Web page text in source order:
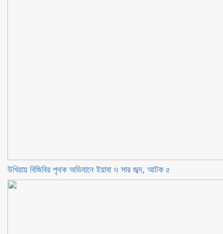
উখিয়ায় বিজিবির পৃথক অভিযানে ইয়াবা ও সার জব্দ, আটক ৫